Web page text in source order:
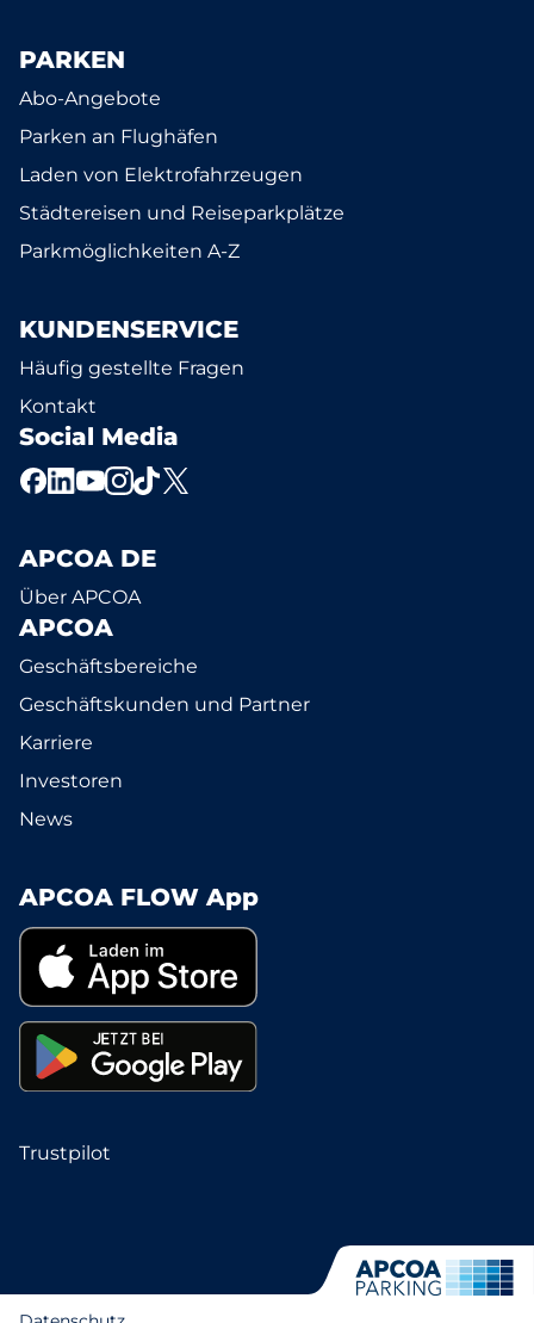
PARKEN
Abo-Angebote
Parken an Flughäfen
Laden von Elektrofahrzeugen
Städtereisen und Reiseparkplätze
Parkmöglichkeiten A-Z
KUNDENSERVICE
Häufig gestellte Fragen
Kontakt
Social Media
APCOA DE
Über APCOA
APCOA
Geschäftsbereiche
Geschäftskunden und Partner
Karriere
Investoren
News
APCOA FLOW App
Trustpilot